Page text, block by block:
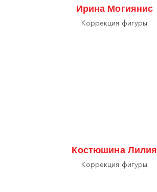
Ирина Могиянис
Коррекция фигуры
Костюшина Лилия
Коррекция фигуры